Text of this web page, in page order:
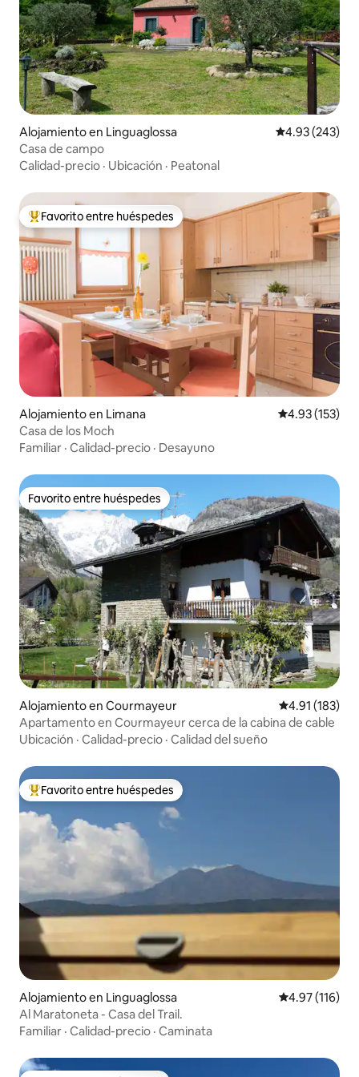
Alojamiento en Linguaglossa Calificación
4.93 (243)
Casa de campo
Calidad-precio · Ubicación · Peatonal
Favorito entre huéspedes preferido
Favorito entre huéspedes
Alojamiento en Limana Calificación
4.93 (153)
Casa de los Moch
Familiar · Calidad-precio · Desayuno
Favorito entre huéspedes
Favorito entre huéspedes
Alojamiento en Courmayeur Calificación
4.91 (183)
Apartamento en Courmayeur cerca de la cabina de cable
Ubicación · Calidad-precio · Calidad del sueño
Favorito entre huéspedes preferido
Favorito entre huéspedes
Alojamiento en Linguaglossa Calificación
4.97 (116)
Al Maratoneta - Casa del Trail.
Familiar · Calidad-precio · Caminata